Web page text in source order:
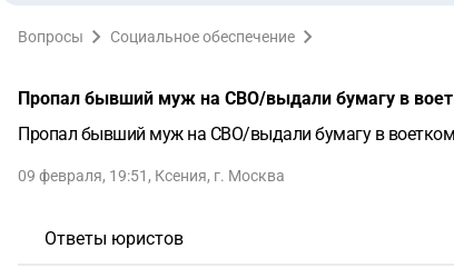
Вопросы Социальное обеспечение
Пропал бывший муж на СВО/выдали бумагу в
Пропал бывший муж на СВО/выдали бумагу в
09 февраля, 19:51 , Ксения, г. Москва
Ответы юристов